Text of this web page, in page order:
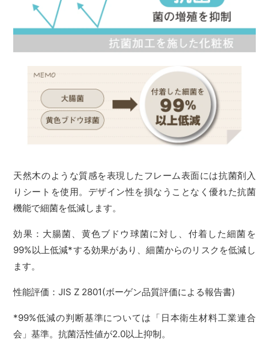
天然木のような質感を表現したフレーム表面には抗菌剤入
りシートを使用。デザイン性を損なうことなく優れた抗菌
機能で細菌を低減します。
効果：大腸菌、黄色ブドウ球菌に対し、付着した細菌を
99%以上低減*する効果があり、細菌からのリスクを低減し
ます。
性能評価：JIS Z 2801(ボーゲン品質評価による報告書)
*99%低減の判断基準については「日本衛生材料工業連合
会」基準。抗菌活性値が2.0以上抑制。